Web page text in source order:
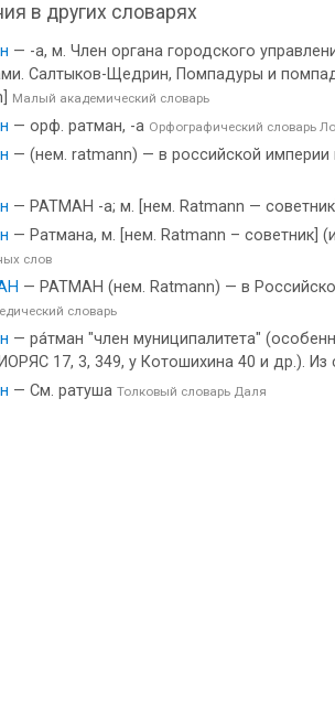
в других словарях
— -а, м. Член органа городского
Салтыков-Щедрин, Помпадуры и
Малый академический словарь
— орф. ратман, -а Орфографический словарь
— (нем. ratmann) — в российской империи
— РАТМАН -а; м. [нем. Ratmann —
— Ратмана, м. [нем. Ratmann – советник]
слов
— РАТМАН (нем. Ratmann) — в
словарь
— ра́тман "член муниципалитета"
17, 3, 349, у Котошихина 40 и др.).
— См. ратуша Толковый словарь Даля